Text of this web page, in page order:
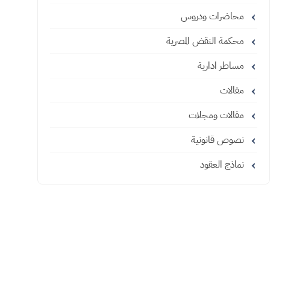
محاضرات ودروس
محكمة النقض المصرية
مساطر ادارية
مقالات
مقالات ومجلات
نصوص قانونية
نماذج العقود